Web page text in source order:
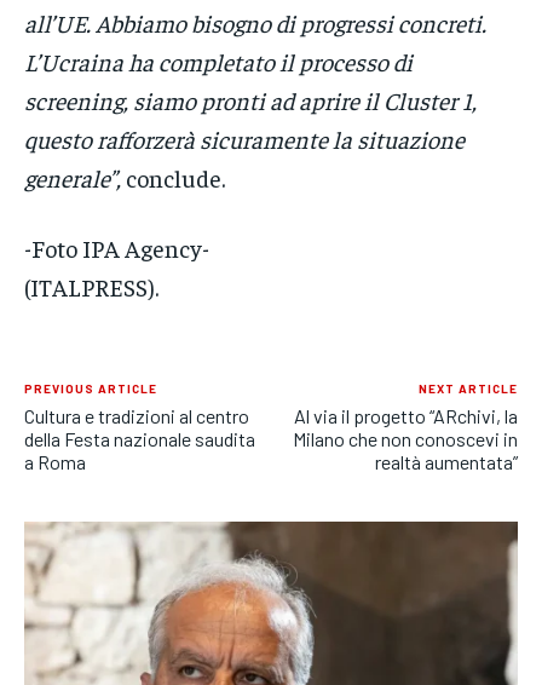
all’UE. Abbiamo bisogno di progressi concreti.
L’Ucraina ha completato il processo di
screening, siamo pronti ad aprire il Cluster 1,
questo rafforzerà sicuramente la situazione
generale”, conclude.
-Foto IPA Agency-
(ITALPRESS).
PREVIOUS ARTICLE
Cultura e tradizioni al centro
della Festa nazionale saudita
a Roma
NEXT ARTICLE
Al via il progetto “ARchivi, la
Milano che non conoscevi in
realtà aumentata”